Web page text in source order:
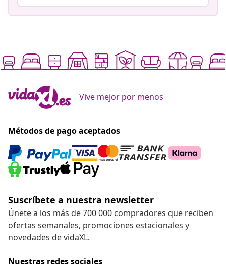
Vive mejor por menos
Métodos de pago aceptados
Suscríbete a nuestra newsletter
Únete a los más de 700 000 compradores que reciben
ofertas semanales, promociones estacionales y
novedades de vidaXL.
Nuestras redes sociales